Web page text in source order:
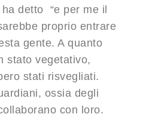
detto “e per me il
proprio entrare
gente. A quanto
stato vegetativo,
stati risvegliati.
ossia degli
con loro.